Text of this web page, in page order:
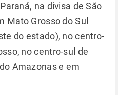
na divisa de São
Mato Grosso do Sul
do estado), no centro-
no centro-sul de
Amazonas e em